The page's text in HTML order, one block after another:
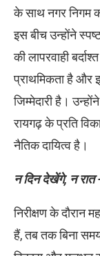
के साथ नगर निगम
इस बीच उन्होंने
की लापरवाही
प्राथमिकता है और
जिम्मेदारी है।
रायगढ़ के प्रति
नैतिक दायित्व है।
न दिन देखेंगे, न रात
निरीक्षण के दौरान
हैं, तब तक बिना